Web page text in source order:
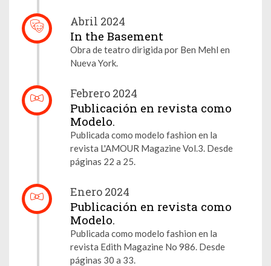
Abril 2024
In the Basement
Obra de teatro dirigida por Ben Mehl en
Nueva York.
Febrero 2024
Publicación en revista como
Modelo.
Publicada como modelo fashion en la
revista L'AMOUR Magazine Vol.3. Desde
páginas 22 a 25.
Enero 2024
Publicación en revista como
Modelo.
Publicada como modelo fashion en la
revista Edith Magazine No 986. Desde
páginas 30 a 33.